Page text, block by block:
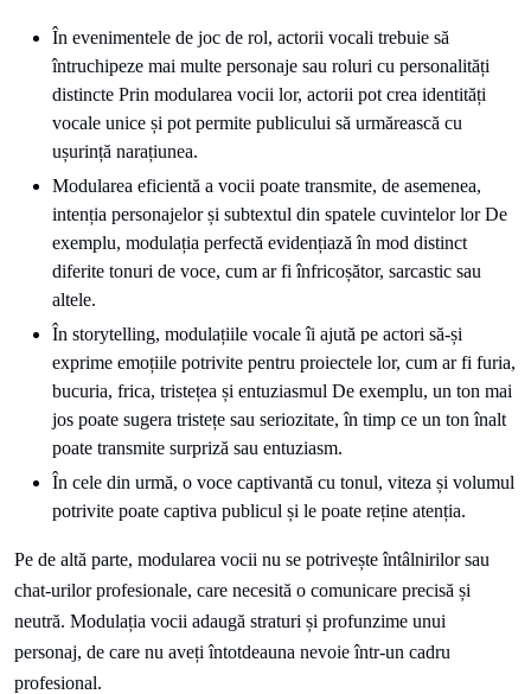
În evenimentele de joc de rol, actorii vocali trebuie să
întruchipeze mai multe personaje sau roluri cu personalități
distincte Prin modularea vocii lor, actorii pot crea identități
vocale unice și pot permite publicului să urmărească cu
ușurință narațiunea.
Modularea eficientă a vocii poate transmite, de asemenea,
intenția personajelor și subtextul din spatele cuvintelor lor De
exemplu, modulația perfectă evidențiază în mod distinct
diferite tonuri de voce, cum ar fi înfricoșător, sarcastic sau
altele.
În storytelling, modulațiile vocale îi ajută pe actori să-și
exprime emoțiile potrivite pentru proiectele lor, cum ar fi furia,
bucuria, frica, tristețea și entuziasmul De exemplu, un ton mai
jos poate sugera tristețe sau seriozitate, în timp ce un ton înalt
poate transmite surpriză sau entuziasm.
În cele din urmă, o voce captivantă cu tonul, viteza și volumul
potrivite poate captiva publicul și le poate reține atenția.
Pe de altă parte, modularea vocii nu se potrivește întâlnirilor sau
chat-urilor profesionale, care necesită o comunicare precisă și
neutră. Modulația vocii adaugă straturi și profunzime unui
personaj, de care nu aveți întotdeauna nevoie într-un cadru
profesional.